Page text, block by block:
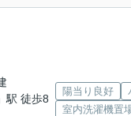
」駅 徒歩8
陽当り良好
室内洗濯機置